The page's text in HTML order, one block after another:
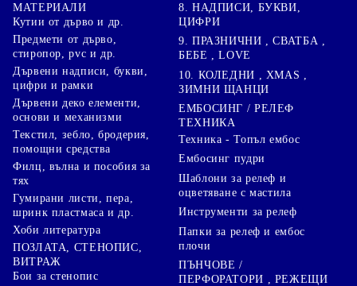
МАТЕРИАЛИ
Кутии от дърво и др.
Предмети от дърво,
стиропор, pvc и др.
Дървени надписи, букви,
цифри и рамки
Дървени деко елементи,
основи и механизми
Текстил, зебло, бродерия,
помощни средства
Филц, вълна и пособия за
тях
Гумирани листи, пера,
шринк пластмаса и др.
Хоби литература
ПОЗЛАТА, СТЕНОПИС,
ВИТРАЖ
Бои за стенопис
8. НАДПИСИ, БУКВИ,
ЦИФРИ
9. ПРАЗНИЧНИ , СВАТБА ,
БЕБЕ , LOVE
10. КОЛЕДНИ , XMAS ,
ЗИМНИ ЩАНЦИ
ЕМБОСИНГ / РЕЛЕФ
ТЕХНИКА
Техника - Топъл ембос
Ембосинг пудри
Шаблони за релеф и
оцветяване с мастила
Инструменти за релеф
Папки за релеф и ембос
плочи
ПЪНЧОВЕ /
ПЕРФОРАТОРИ , РЕЖЕЩИ